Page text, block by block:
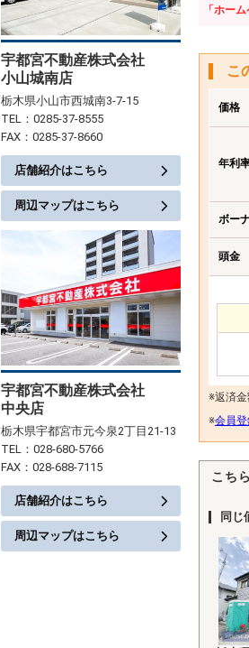
「ホー
こ
価格
年利
ボー
頭金
※返済
※会員
こち
同じ
宇都宮不動産株式会社
小山城南店
栃木県小山市西城南3-7-15
TEL：0285-37-8555
FAX：0285-37-8660
店舗紹介はこちら
周辺マップはこちら
宇都宮不動産株式会社
中央店
栃木県宇都宮市元今泉2丁目21-13
TEL：028-680-5766
FAX：028-688-7115
店舗紹介はこちら
周辺マップはこちら